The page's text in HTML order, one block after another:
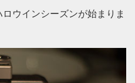
ウインシーズンが始まりま